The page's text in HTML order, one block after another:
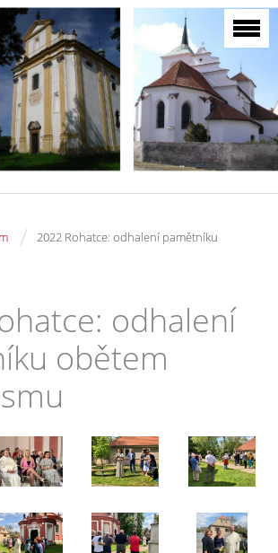
/
2022 Rohatce: odhalení pamětníku
odhalení
obětem